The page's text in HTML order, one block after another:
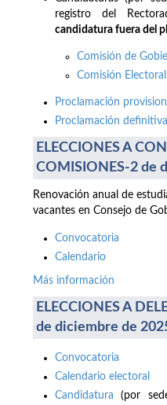
registro del
candidatura fuera del
Comisión de
Comisión Electoral
Proclamación
Proclamación
ELECCIONES A
COMISIONES-2 de
Renovación anual de
vacantes en Consejo de
Convocatoria
Calendario
Más información
ELECCIONES A
de diciembre de
Convocatoria
Calendario electoral
Candidatura (por